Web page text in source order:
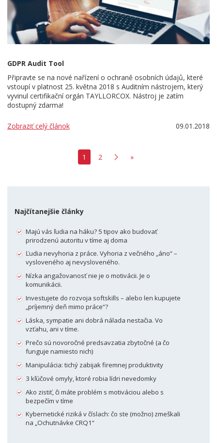
GDPR Audit Tool
Připravte se na nové nařízení o ochraně osobních údajů, které
vstoupí v platnost 25. května 2018 s Auditním nástrojem, který
vyvinul certifikační orgán TAYLLORCOX. Nástroj je zatím
dostupný zdarma!
Zobraziť celý článok 09.01.2018
1 2 »
Najčítanejšie články
Majú vás ľudia na háku? 5 tipov ako budovať
prirodzenú autoritu v tíme aj doma
Ľudia nevyhoria z práce. Vyhoria z večného „áno“ –
vysloveného aj nevysloveného.
Nízka angažovanosť nie je o motivácii. Je o
komunikácii.
Investujete do rozvoja softskills – alebo len kupujete
„príjemný deň mimo práce“?
Láska, sympatie ani dobrá nálada nestačia. Vo
vzťahu, ani v tíme.
Prečo sú novoročné predsavzatia zbytočné (a čo
funguje namiesto nich)
Manipulácia: tichý zabijak firemnej produktivity
3 kľúčové omyly, ktoré robia lídri nevedomky
Ako zistiť, či máte problém s motiváciou alebo s
bezpečím v tíme
Kybernetické riziká v číslach: čo ste (možno) zmeškali
na „Ochutnávke CRQ1“